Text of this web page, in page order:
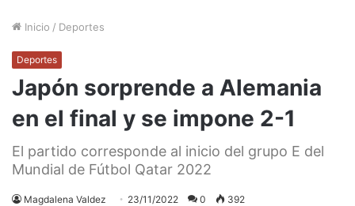
Inicio / Deportes
Deportes
Japón sorprende a Alemania
en el final y se impone 2-1
El partido corresponde al inicio del grupo E del
Mundial de Fútbol Qatar 2022
Magdalena Valdez 23/11/2022 0 392